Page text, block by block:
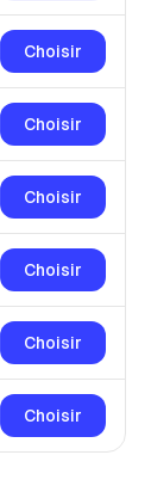
Choisir
Choisir
Choisir
Choisir
Choisir
Choisir